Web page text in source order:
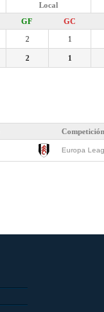
Local
GF GC
2 1
2 1
Competición
Europa